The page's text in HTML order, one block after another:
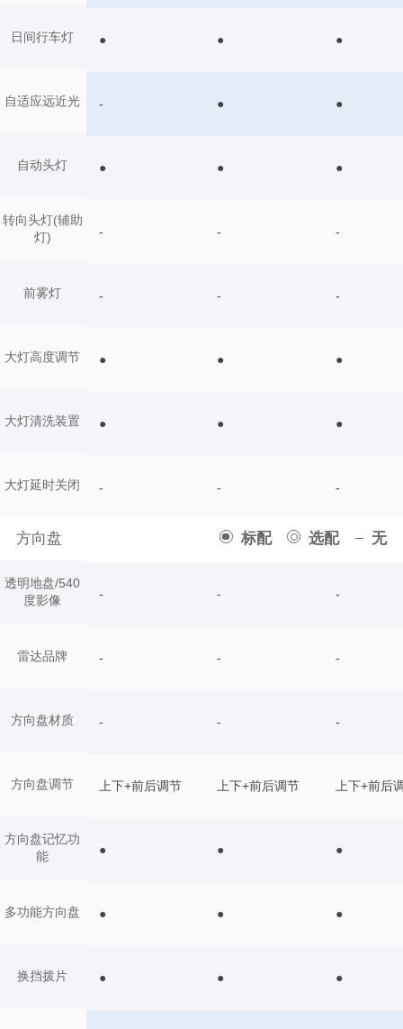
日间行车灯
自适应远近光
自动头灯
转向头灯(辅助
灯)
前雾灯
大灯高度调节
大灯清洗装置
大灯延时关闭
方向盘 标配 选配 无
透明地盘/540
度影像
雷达品牌
方向盘材质
方向盘调节
方向盘记忆功
能
多功能方向盘
换挡拨片
● ● ●
- ● ●
● ● ●
- - -
- - -
● ● ●
● ● ●
- - -
- - -
- - -
- - -
上下+前后调节 上下+前后调节 上下+前后
● ● ●
● ● ●
● ● ●